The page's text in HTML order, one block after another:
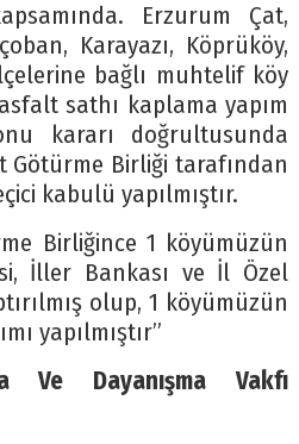
Erzurum Çat,
Karayazı, Köprüköy,
bağlı muhtelif köy
sathı kaplama yapım
kararı doğrultusunda
Götürme Birliği tarafından
kabulü yapılmıştır.
Birliğince 1 köyümüzün
İller Bankası ve İl Özel
olup, 1 köyümüzün
yapılmıştır”
Ve Dayanışma Vakfı